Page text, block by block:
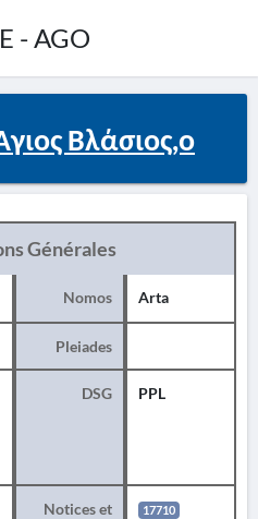
- AGO
Βλάσιος,ο
Générales
Nomos Arta
Pleiades
DSG PPL
Notices et
17710